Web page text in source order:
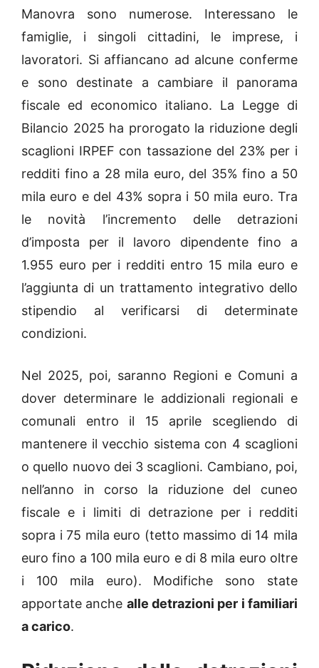
Manovra sono numerose. Interessano le
famiglie, i singoli cittadini, le imprese, i
lavoratori. Si affiancano ad alcune conferme
e sono destinate a cambiare il panorama
fiscale ed economico italiano. La Legge di
Bilancio 2025 ha prorogato la riduzione degli
scaglioni IRPEF con tassazione del 23% per i
redditi fino a 28 mila euro, del 35% fino a 50
mila euro e del 43% sopra i 50 mila euro. Tra
le novità l’incremento delle detrazioni
d’imposta per il lavoro dipendente fino a
1.955 euro per i redditi entro 15 mila euro e
l’aggiunta di un trattamento integrativo dello
stipendio al verificarsi di determinate
condizioni.
Nel 2025, poi, saranno Regioni e Comuni a
dover determinare le addizionali regionali e
comunali entro il 15 aprile scegliendo di
mantenere il vecchio sistema con 4 scaglioni
o quello nuovo dei 3 scaglioni. Cambiano, poi,
nell’anno in corso la riduzione del cuneo
fiscale e i limiti di detrazione per i redditi
sopra i 75 mila euro (tetto massimo di 14 mila
euro fino a 100 mila euro e di 8 mila euro oltre
i 100 mila euro). Modifiche sono state
apportate anche alle detrazioni per i familiari
a carico.